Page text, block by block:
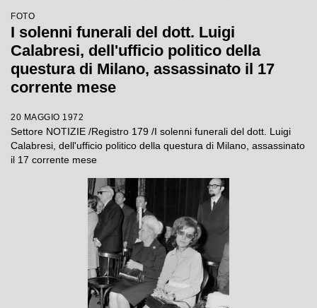
FOTO
I solenni funerali del dott. Luigi
Calabresi, dell'ufficio politico della
questura di Milano, assassinato il 17
corrente mese
20 MAGGIO 1972
Settore NOTIZIE /Registro 179 /I solenni funerali del dott. Luigi
Calabresi, dell'ufficio politico della questura di Milano, assassinato
il 17 corrente mese